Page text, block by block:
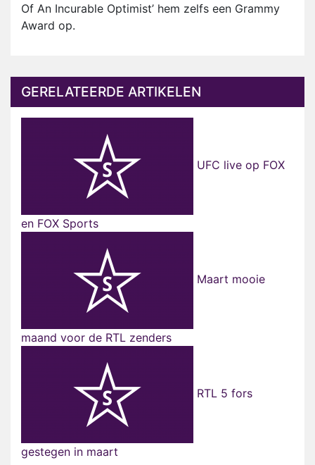
Of An Incurable Optimist’ hem zelfs een Grammy
Award op.
GERELATEERDE ARTIKELEN
UFC live op FOX
en FOX Sports
Maart mooie
maand voor de RTL zenders
RTL 5 fors
gestegen in maart